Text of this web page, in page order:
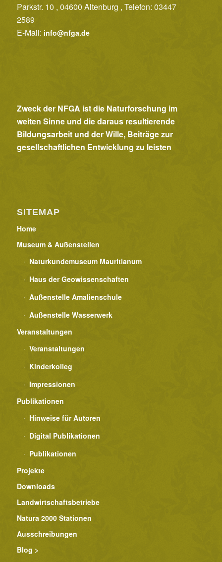
Parkstr. 10 , 04600 Altenburg , Telefon: 03447
2589
E-Mail: info@nfga.de
Zweck der NFGA ist die Naturforschung im
weiten Sinne und die daraus resultierende
Bildungsarbeit und der Wille, Beiträge zur
gesellschaftlichen Entwicklung zu leisten
SITEMAP
Home
Museum & Außenstellen
Naturkundemuseum Mauritianum
Haus der Geowissenschaften
Außenstelle Amalienschule
Außenstelle Wasserwerk
Veranstaltungen
Veranstaltungen
Kinderkolleg
Impressionen
Publikationen
Hinweise für Autoren
Digital Publikationen
Publikationen
Projekte
Downloads
Landwirtschaftsbetriebe
Natura 2000 Stationen
Ausschreibungen
Blog >